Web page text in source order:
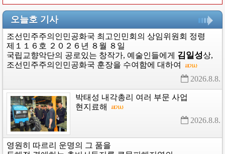
오늘호 기사
조선민주주의인민공화국 최고인민회의 상임위원회 정령
제１１６호 ２０２６년 ８월 ８일
국립교향악단의 공로있는 창작가, 예술인들에게 김일성상,
조선민주주의인민공화국 훈장을 수여함에 대하여
2026.8.8.
박태성 내각총리 여러 부문 사업
현지료해
2026.8.8.
영원히 따르리 운명의 그 품을